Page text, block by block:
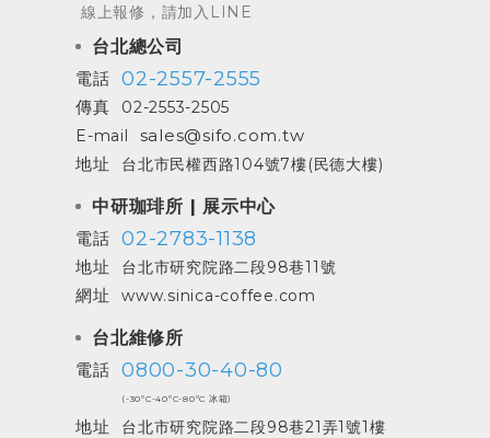
線上報修，請加入LINE
台北總公司
電話 02-2557-2555
傳真
02-2553-2505
E-mail
sales@sifo.com.tw
地址
台北市民權西路104號7樓(民德大樓)
中研珈琲所 | 展示中心
電話 02-2783-1138
地址 台北市研究院路二段98巷11號
網址 www.sinica-coffee.com
台北維修所
電話 0800-30-40-80
(-30ºC-40ºC-80ºC 冰箱)
地址 台北市研究院路二段98巷21弄1號1樓